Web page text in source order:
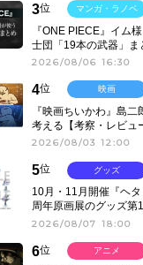
3位
『ONE PIECE』イム
士団「19本の武器」ま
ネタ
2026/08/06 16:30
マンガ・ラノベ
4位
『映画ちいかわ』島二
考える【考察・レビュ
2026/08/03 12:00
映画
5位
10月・11月開催『ヘ
周年原画展のグッズ第
2026/08/07 18:00
グッズ
6位
アニメ